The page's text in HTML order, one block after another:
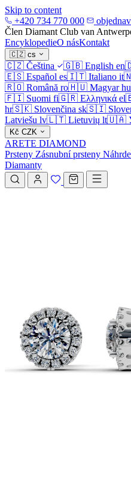
Skip to content
+420 734 770 000
Člen Diamant Club van
EncyklopedieO násKontakt
🇨🇿 cs
🇨🇿 Čeština 🇬🇧 English en
🇪🇸 Español es🇮🇹 Italiano it
🇷🇴 Română ro🇭🇺 Magyar hu
🇫🇮 Suomi fi🇬🇷 Ελληνικά el
hr🇸🇰 Slovenčina sk🇸🇮
Latviešu lv🇱🇹 Lietuvių lt🇺🇦
Kč CZK
ARETE DIAMOND
Prsteny Zásnubní prsteny
Diamanty